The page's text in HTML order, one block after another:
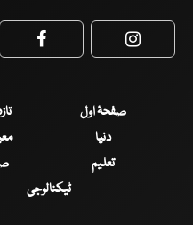
Facebook
صفحۂ اول
دنیا
تعلیم
ٹیکنالوجی